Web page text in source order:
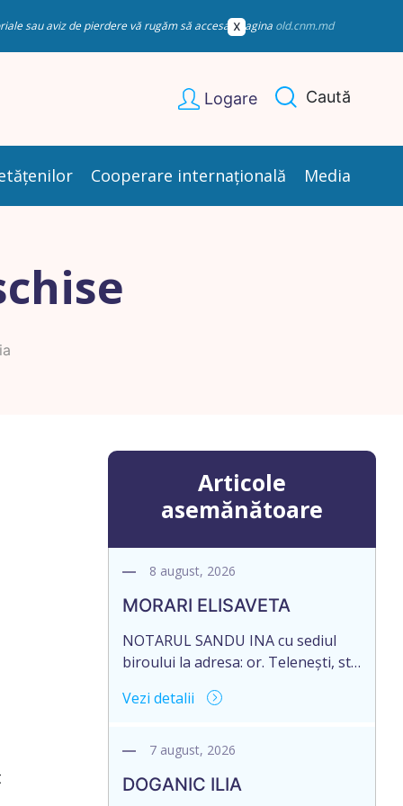
sau aviz de pierdere vă rugăm să accesați pagina old.cnm.md
Logare Caută
Cooperare internațională Media
Articole
asemănătoare
8 august, 2026
MORARI ELISAVETA
NOTARUL SANDU INA cu sediul
biroului la adresa: or. Telenești, str.
anunță despre deschiderea
decesului cet. MORARI ELISAVETA,
personal 2005035073658, decedat/
Vezi detalii
7 august, 2026
DOGANIC ILIA